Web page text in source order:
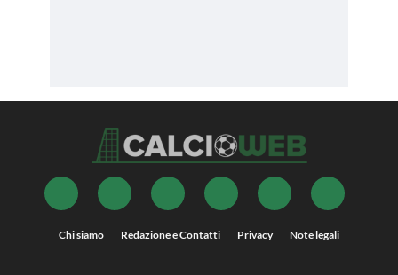
Chi siamo Redazione e Contatti Privacy Note legali